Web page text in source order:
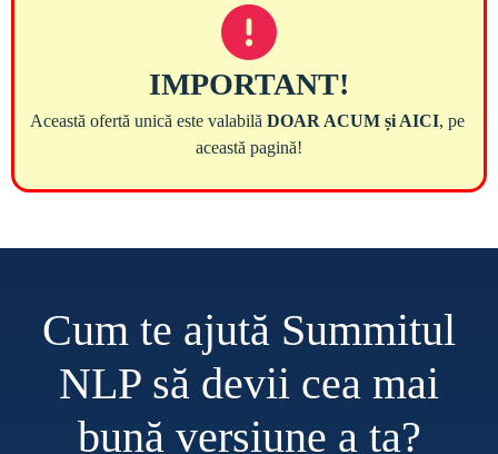
Această ofertă unică este valabilă DOAR ACUM și AICI, pe
Cum te ajută Summitul
NLP să devii cea mai
bună versiune a ta?